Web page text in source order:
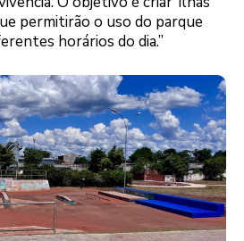
permitirão o uso do parque
horários do dia.”